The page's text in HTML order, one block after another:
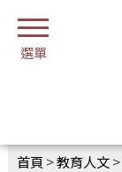
首頁 >教育人文>